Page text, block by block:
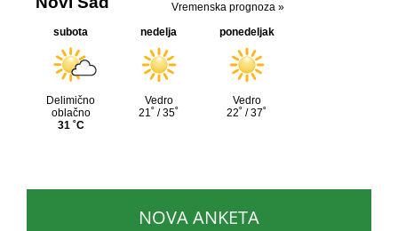
NOVA ANKETA